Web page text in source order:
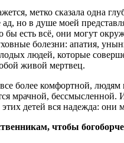
метко сказала
ад, но в душе моей
бы есть всё, они могут
болезни: апатия,
людей, которые
живой мертвец.
более комфортной,
мрачной,
детей вся надежда:
чтобы